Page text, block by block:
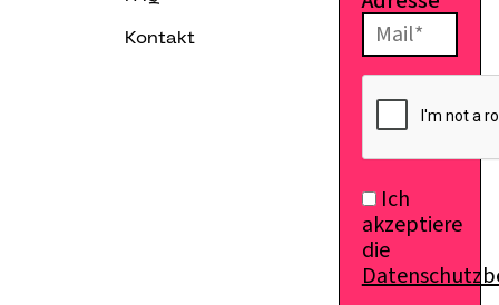
Kontakt
Ich
akzeptiere
die